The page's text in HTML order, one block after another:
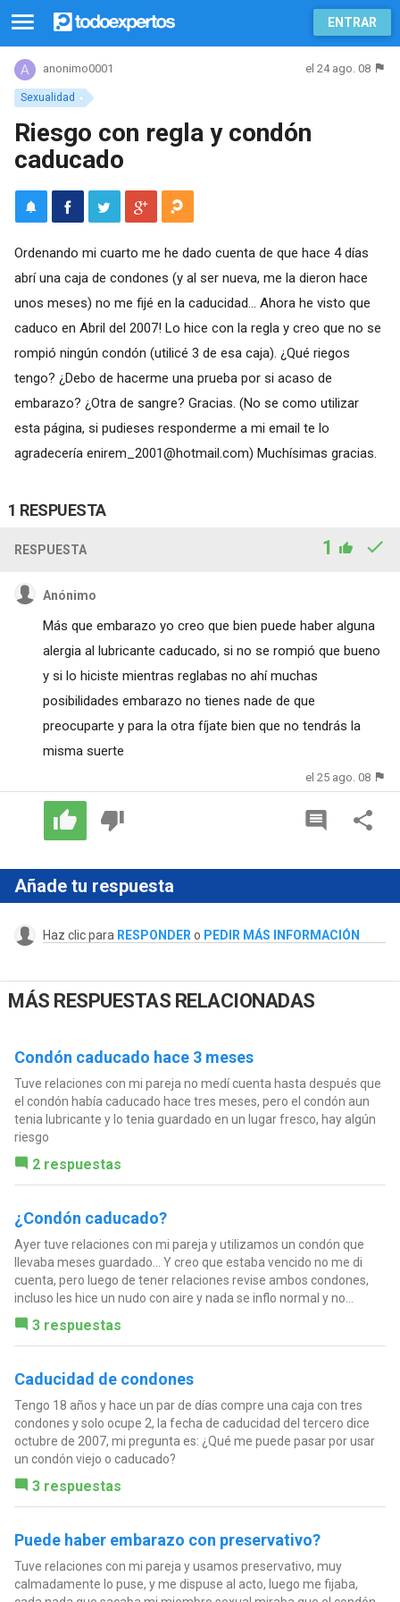
ENTRAR
Sexualidad
anonimo0001 el 24 ago. 08
Riesgo con regla y condón
caducado
Ordenando mi cuarto me he dado cuenta de que hace 4 días
abrí una caja de condones (y al ser nueva, me la dieron hace
unos meses) no me fijé en la caducidad... Ahora he visto que
caduco en Abril del 2007! Lo hice con la regla y creo que no se
rompió ningún condón (utilicé 3 de esa caja). ¿Qué riegos
tengo? ¿Debo de hacerme una prueba por si acaso de
embarazo? ¿Otra de sangre? Gracias. (No se como utilizar
esta página, si pudieses responderme a mi email te lo
agradecería enirem_2001@hotmail.com) Muchísimas gracias.
1 RESPUESTA
RESPUESTA 1
Anónimo
Más que embarazo yo creo que bien puede haber alguna
alergia al lubricante caducado, si no se rompió que bueno
y si lo hiciste mientras reglabas no ahí muchas
posibilidades embarazo no tienes nade de que
preocuparte y para la otra fíjate bien que no tendrás la
misma suerte
el 25 ago. 08
Añade tu respuesta
Haz clic para RESPONDER o PEDIR MÁS INFORMACIÓN
MÁS RESPUESTAS RELACIONADAS
Condón caducado hace 3 meses
Tuve relaciones con mi pareja no medí cuenta hasta después que
el condón había caducado hace tres meses, pero el condón aun
tenia lubricante y lo tenia guardado en un lugar fresco, hay algún
riesgo
2 respuestas
¿Condón caducado?
Ayer tuve relaciones con mi pareja y utilizamos un condón que
llevaba meses guardado... Y creo que estaba vencido no me di
cuenta, pero luego de tener relaciones revise ambos condones,
incluso les hice un nudo con aire y nada se inflo normal y no...
3 respuestas
Caducidad de condones
Tengo 18 años y hace un par de días compre una caja con tres
condones y solo ocupe 2, la fecha de caducidad del tercero dice
octubre de 2007, mi pregunta es: ¿Qué me puede pasar por usar
un condón viejo o caducado?
3 respuestas
Puede haber embarazo con preservativo?
Tuve relaciones con mi pareja y usamos preservativo, muy
calmadamente lo puse, y me dispuse al acto, luego me fijaba,